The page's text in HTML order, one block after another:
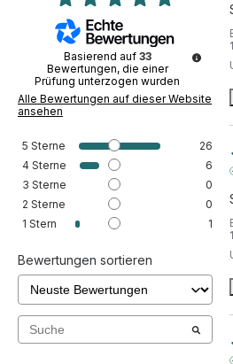
Basierend auf 33
Bewertungen, die einer
Prüfung unterzogen wurden
Alle Bewertungen auf dieser Website
ansehen
5 Sterne
26
4 Sterne
6
3 Sterne
0
2 Sterne
0
1 Stern 1
Bewertungen sortieren